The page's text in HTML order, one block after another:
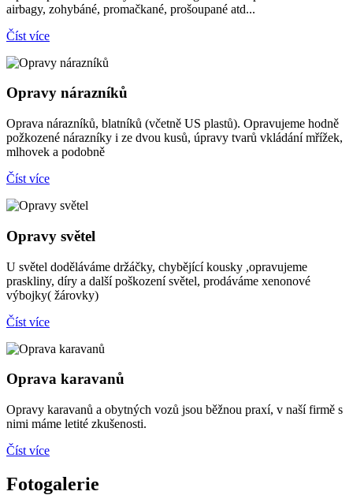
airbagy, zohybáné, promačkané, prošoupané atd...
Číst více
Opravy nárazníků
Oprava nárazníků, blatníků (včetně US plastů). Opravujeme hodně
požkozené nárazníky i ze dvou kusů, úpravy tvarů vkládání mřížek,
mlhovek a podobně
Číst více
Opravy světel
U světel doděláváme držáčky, chybějící kousky ,opravujeme
praskliny, díry a další poškození světel, prodáváme xenonové
výbojky( žárovky)
Číst více
Oprava karavanů
Opravy karavanů a obytných vozů jsou běžnou praxí, v naší firmě s
nimi máme letité zkušenosti.
Číst více
Fotogalerie